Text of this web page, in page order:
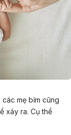
mẹ bỉm cũng
xảy ra. Cụ thể